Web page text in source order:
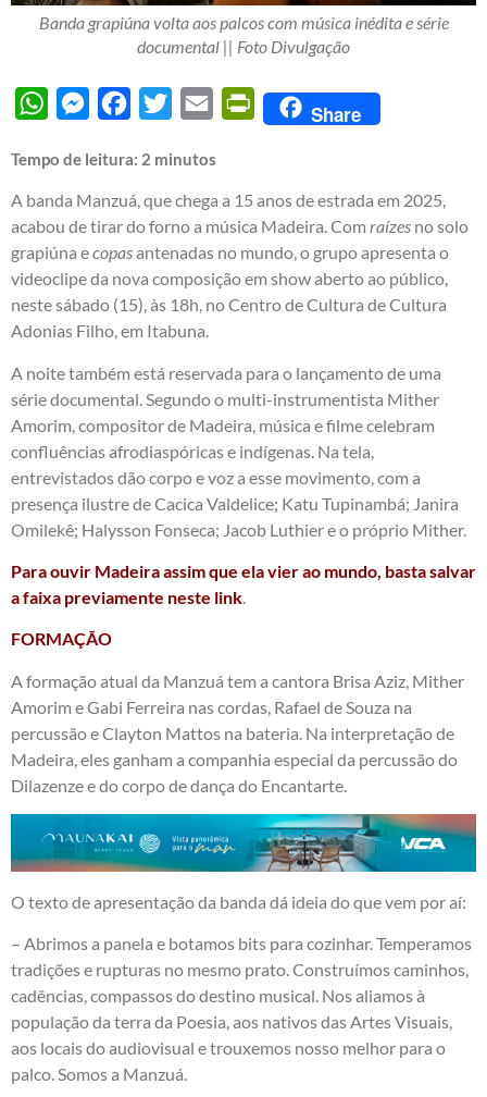
Banda grapiúna volta aos palcos com música inédita e série
documental || Foto Divulgação
WhatsAppMessengerFacebook
Twitter Email PrintFriendly
Share
Tempo de leitura: 2 minutos
A banda Manzuá, que chega a 15 anos de estrada em 2025,
acabou de tirar do forno a música Madeira. Com raízes no solo
grapiúna ecopasantenadas no mundo, o grupo apresenta o
videoclipe da nova composição em show aberto ao público,
neste sábado (15), às 18h, no Centro de Cultura de Cultura
Adonias Filho, em Itabuna.
A noite também está reservada para o lançamento de uma
série documental. Segundo o multi-instrumentista Mither
Amorim, compositor de Madeira, música e filme celebram
confluências afrodiaspóricas e indígenas. Na tela,
entrevistados dão corpo e voz a esse movimento, com a
presença ilustre de Cacica Valdelice; Katu Tupinambá; Janira
Omilekê; Halysson Fonseca; Jacob Luthier e o próprio Mither.
Para ouvir Madeira assim que ela vier ao mundo, basta salvar
a faixa previamente neste link.
FORMAÇÃO
A formação atual da Manzuá tem a cantora Brisa Aziz, Mither
Amorim e Gabi Ferreira nas cordas, Rafael de Souza na
percussão e Clayton Mattos na bateria. Na interpretação de
Madeira, eles ganham a companhia especial da percussão do
Dilazenze e do corpo de dança do Encantarte.
O texto de apresentação da banda dá ideia do que vem por aí:
– Abrimos a panela e botamos bits para cozinhar. Temperamos
tradições e rupturas no mesmo prato. Construímos caminhos,
cadências, compassos do destino musical. Nos aliamos à
população da terra da Poesia, aos nativos das Artes Visuais,
aos locais do audiovisual e trouxemos nosso melhor para o
palco. Somos a Manzuá.